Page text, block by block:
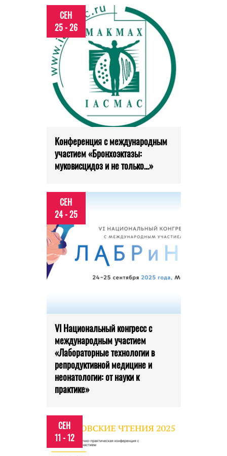
СЕН
25 - 26
Конференция с международным
участием «Бронхоэктазы:
муковисцидоз и не только…»
СЕН
24 - 25
VI Национальный конгресс с
международным участием
«Лабораторные технологии в
репродуктивной медицине и
неонатологии: от науки к
практике»
СЕН
11 - 12